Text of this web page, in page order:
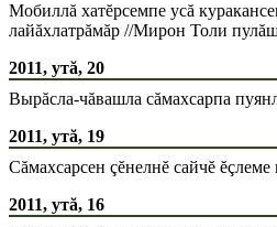
Мобиллă хатĕрсемпе усă
лайăхлатрăмăр //Мирон Толи
2011, утă, 20
Вырăсла-чăвашла сăмахсарпа
2011, утă, 19
Сăмахсарсен çĕнелнĕ сайчĕ ĕçлеме
2011, утă, 16